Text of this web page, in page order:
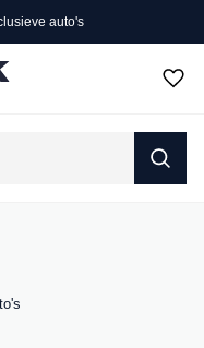
auto's
Bij MAK
aanbod, van de
RS6. Bekijk ons